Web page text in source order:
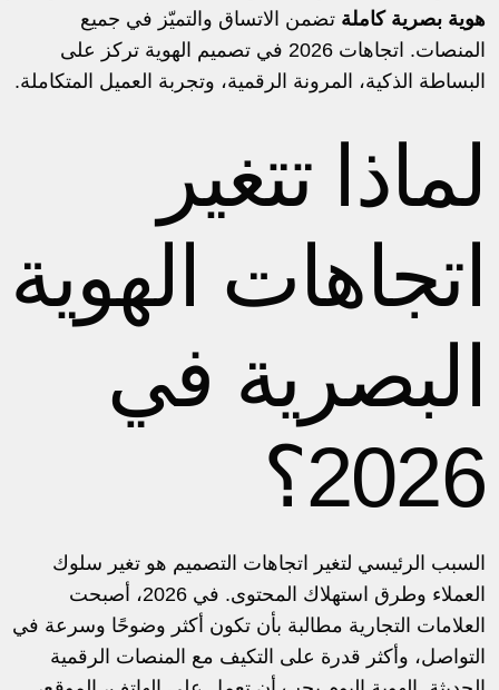
هوية بصرية كاملة تضمن الاتساق والتميّز في جميع
المنصات. اتجاهات 2026 في تصميم الهوية تركز على
البساطة الذكية، المرونة الرقمية، وتجربة العميل المتكاملة.
لماذا تتغير
اتجاهات الهوية
البصرية في
2026؟
السبب الرئيسي لتغير اتجاهات التصميم هو تغير سلوك
العملاء وطرق استهلاك المحتوى. في 2026، أصبحت
العلامات التجارية مطالبة بأن تكون أكثر وضوحًا وسرعة في
التواصل، وأكثر قدرة على التكيف مع المنصات الرقمية